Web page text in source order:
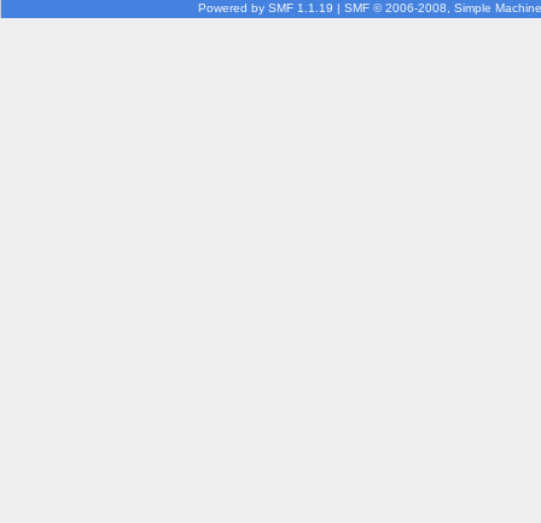
Powered by SMF 1.1.19 | SMF © 2006-2008, Simple